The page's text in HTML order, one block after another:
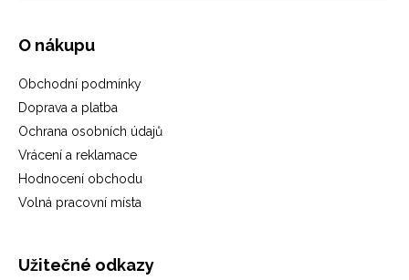
O nákupu
Obchodní podmínky
Doprava a platba
Ochrana osobních údajů
Vrácení a reklamace
Hodnocení obchodu
Volná pracovní místa
Užitečné odkazy